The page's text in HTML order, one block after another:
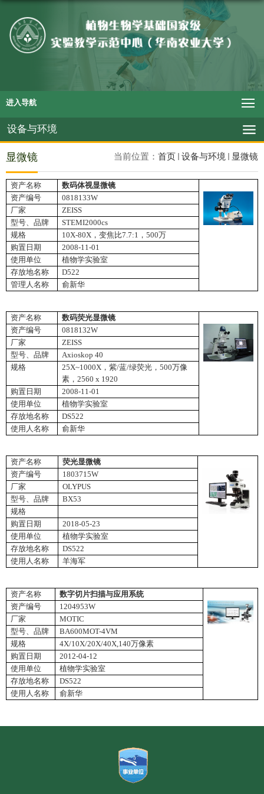
进入导航
设备与环境
当前位置： 首页 设备与环境 显微镜
显微镜
资产名称
数码体视显微镜
资产编号
0818133W
厂家
ZEISS
型号、品牌
STEMI2000cs
规格
10X-80X ，变焦比7.7:1 ， 500万
购置日期
2008-11-01
使用单位
植物学实验室
存放地名称
D522
管理人名称
俞新华
资产名称
数码荧光显微镜
资产编号
0818132W
厂家
ZEISS
型号、品牌
Axioskop 40
规格
25X~1000X ，紫/蓝/绿荧光， 500万像
素， 2560 x 1920
购置日期
2008-11-01
使用单位
植物学实验室
存放地名称
DS522
使用人名称
俞新华
资产名称
荧光显微镜
资产编号
1803715W
厂家
OLYPUS
型号、品牌
BX53
规格
购置日期
2018-05-23
使用单位
植物学实验室
存放地名称
DS522
使用人名称
羊海军
资产名称
数字切片扫描与应用系统
资产编号
1204953W
厂家
MOTIC
型号、品牌
BA600MOT-4VM
规格
4X/10X/20X/40X,140万像素
购置日期
2012-04-12
使用单位
植物学实验室
存放地名称
DS522
使用人名称
俞新华